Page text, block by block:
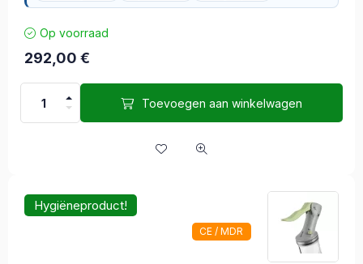
Op voorraad
292,00 €
Toevoegen aan winkelwagen
Hygiëneproduct!
CE / MDR